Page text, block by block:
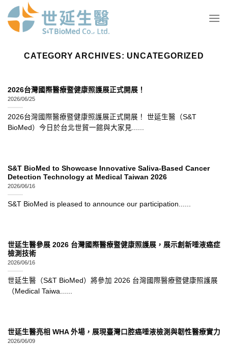
Skip
content
CATEGORY ARCHIVES: UNCATEGORIZED
2026台灣國際醫療暨健康照護展正式開展！
2026/06/25
2026台灣國際醫療暨健康照護展正式開展！ 世延生醫（S&T
BioMed）今日於台北世貿一館與大家見......
S&T BioMed to Showcase Innovative Saliva-Based Cancer
Detection Technology at Medical Taiwan 2026
2026/06/16
S&T BioMed is pleased to announce our participation......
世延生醫參展 2026 台灣國際醫療暨健康照護展，展示創新唾液癌症
檢測技術
2026/06/16
世延生醫（S&T BioMed）將參加 2026 台灣國際醫療暨健康照護展
（Medical Taiwa......
世延生醫亮相 WHA 外場，展現臺灣口腔癌唾液檢測與韌性醫療實力
2026/06/09